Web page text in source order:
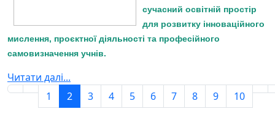
сучасний освітній простір
для розвитку інноваційного
мислення, проєктної діяльності та професійного
самовизначення учнів.
Читати далі...
1
2 3 4 5 6 7 8 9 10